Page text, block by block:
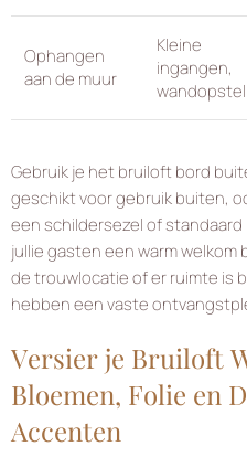
Ophangen
aan de muur
Kleine
ingangen,
Gebruik je het bruiloft bord
geschikt voor gebruik buiten,
een schildersezel of
jullie gasten een warm welkom
de trouwlocatie of er ruimte is
hebben een vaste
Versier je Bruiloft
Bloemen, Folie en
Accenten